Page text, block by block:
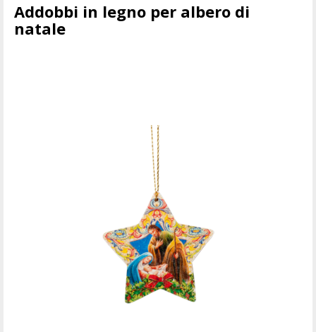
Addobbi in legno per albero di
natale